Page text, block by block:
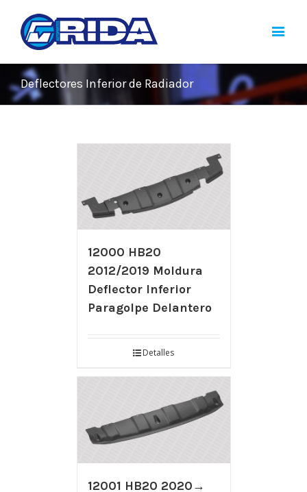
Deflectores Inferior de Radiador
12000 HB20
2012/2019 Moldura
Deflector Inferior
Paragolpe Delantero
Detalles
12001 HB20 2020→